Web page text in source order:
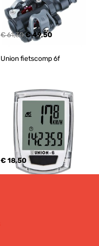
€ 61,30€ 49,50
Union fietscomp 6f
€ 18,50